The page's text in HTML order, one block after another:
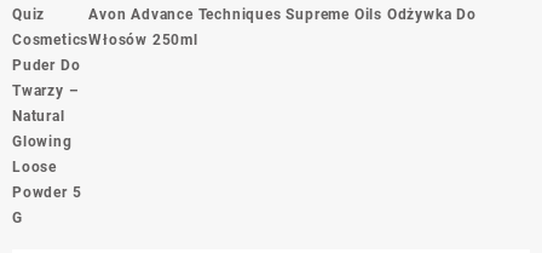
Nawigacja
wpisu
Quiz
Cosmetics
Puder Do
Twarzy –
Natural
Glowing
Loose
Powder 5
G
Avon Advance Techniques Supreme Oils Odżywka Do
Włosów 250ml